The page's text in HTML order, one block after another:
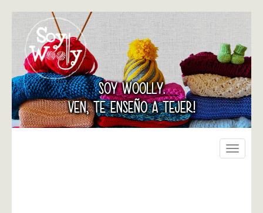
SOY WOOLLY.
VEN, TE ENSEÑO A TEJER!
Toggle